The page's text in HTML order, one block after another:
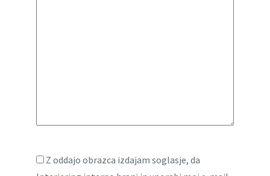
Z oddajo obrazca izdajam soglasje, da